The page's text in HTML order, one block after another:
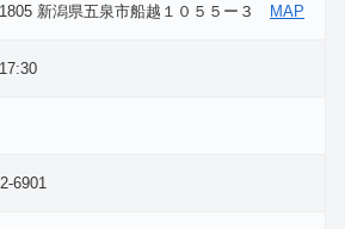
新潟県五泉市船越１０５５ー３ MAP
6901